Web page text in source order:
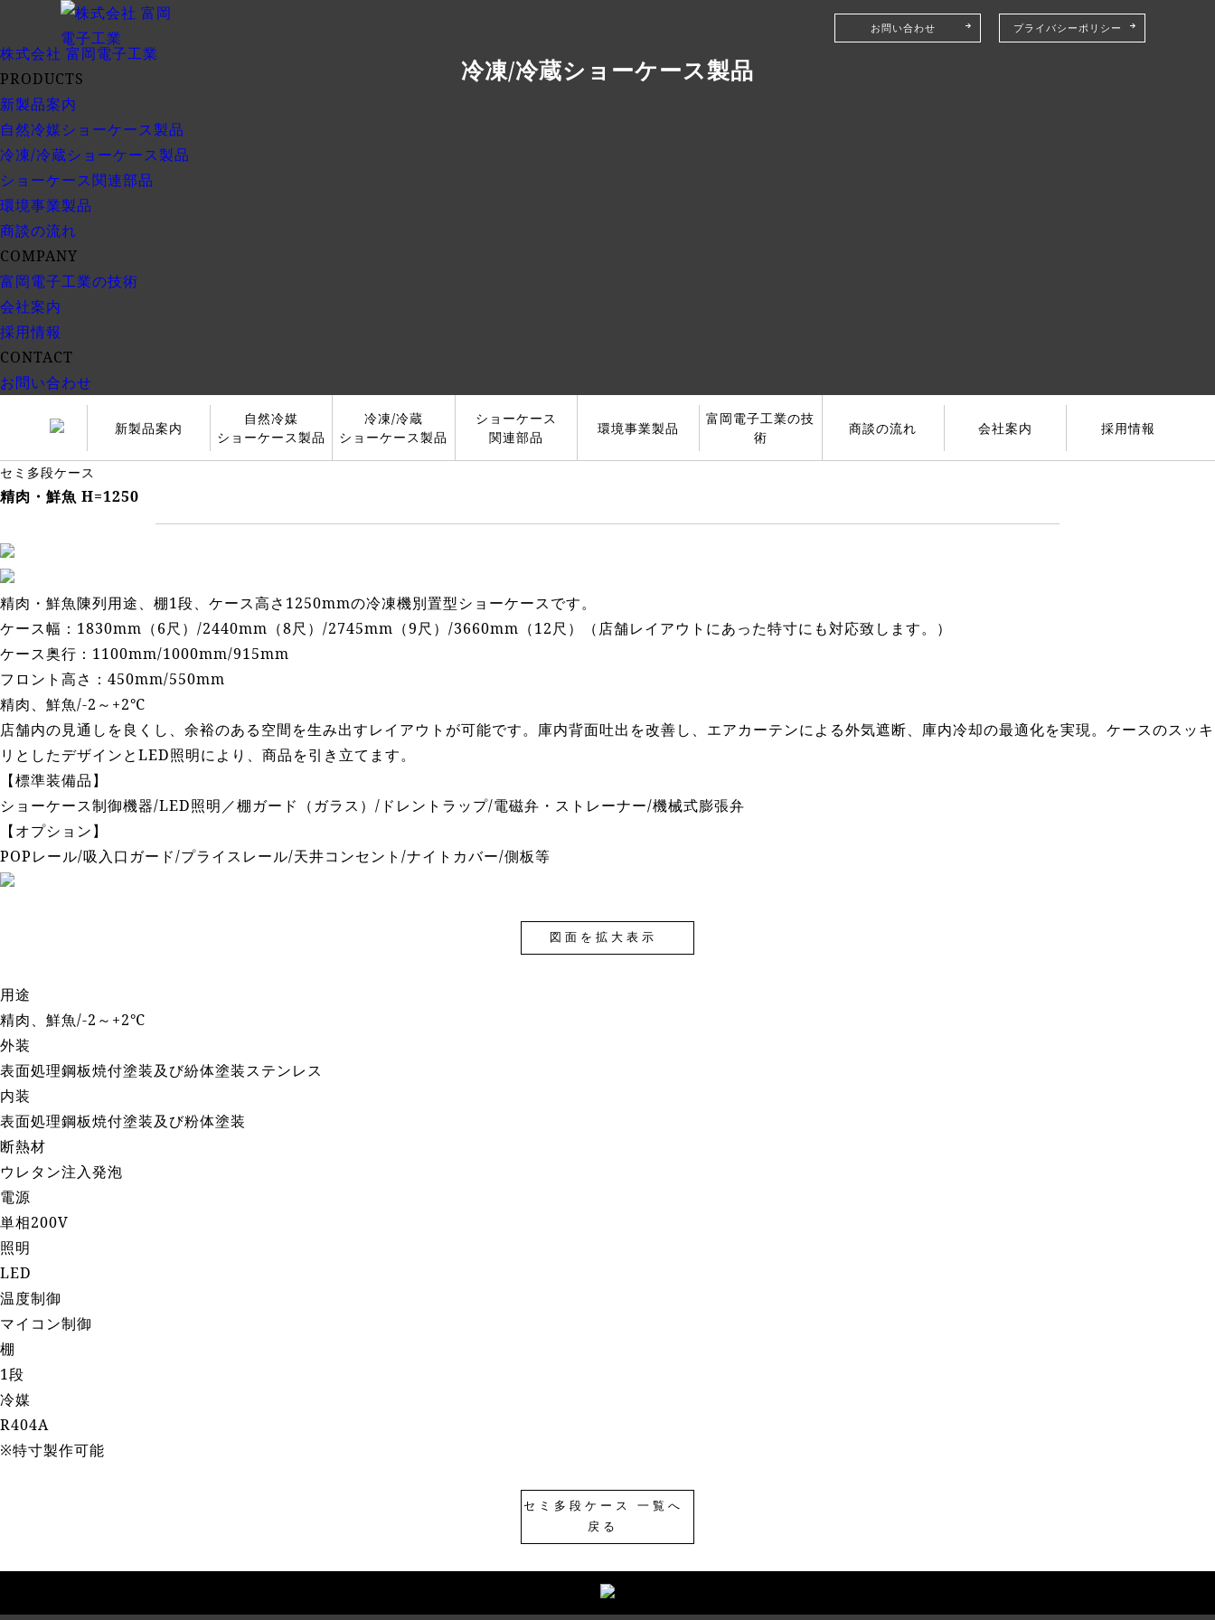
お問い合わせ プライバシーポリシー
冷凍/冷蔵ショーケース製品
株式会社 富岡電子工業
PRODUCTS
新製品案内
自然冷媒ショーケース製品
冷凍/冷蔵ショーケース製品
ショーケース関連部品
環境事業製品
商談の流れ
COMPANY
富岡電子工業の技術
会社案内
採用情報
CONTACT
お問い合わせ
新製品案内
自然冷媒
ショーケース製品
冷凍/冷蔵
ショーケース製品
ショーケース
関連部品
環境事業製品
富岡電子工業の技
術
商談の流れ 会社案内 採用情報
セミ多段ケース
精肉・鮮魚 H=1250
精肉・鮮魚陳列用途、棚1段、ケース高さ1250mmの冷凍機別置型ショーケースです。
ケース幅：1830mm（6尺）/2440mm（8尺）/2745mm（9尺）/3660mm（12尺）（店舗レイアウトにあった特寸にも対応致します。）
ケース奥行：1100mm/1000mm/915mm
フロント高さ：450mm/550mm
精肉、鮮魚/-2～+2℃
店舗内の見通しを良くし、余裕のある空間を生み出すレイアウトが可能です。庫内背面吐出を改善し、エアカーテンによる外気遮断、庫内冷却の最適化を実現。ケースのスッキ
リとしたデザインとLED照明により、商品を引き立てます。
【標準装備品】
ショーケース制御機器/LED照明／棚ガード（ガラス）/ドレントラップ/電磁弁・ストレーナー/機械式膨張弁
【オプション】
POPレール/吸入口ガード/プライスレール/天井コンセント/ナイトカバー/側板等
図面を拡大表示
用途
精肉、鮮魚/-2～+2℃
外装
表面処理鋼板焼付塗装及び紛体塗装ステンレス
内装
表面処理鋼板焼付塗装及び粉体塗装
断熱材
ウレタン注入発泡
電源
単相200V
照明
LED
温度制御
マイコン制御
棚
1段
冷媒
R404A
※特寸製作可能
セミ多段ケース 一覧へ
戻る